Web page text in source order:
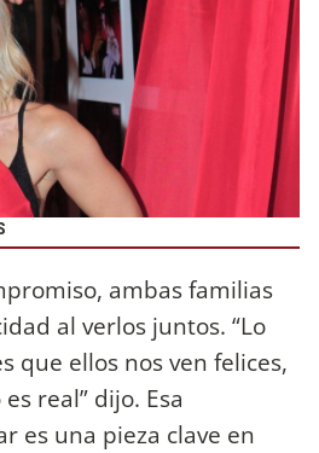
ambas familias
al verlos juntos. “Lo
que ellos nos ven felices,
real” dijo. Esa
es una pieza clave en